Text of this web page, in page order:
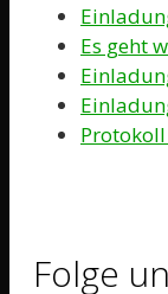
Es geht
Folge